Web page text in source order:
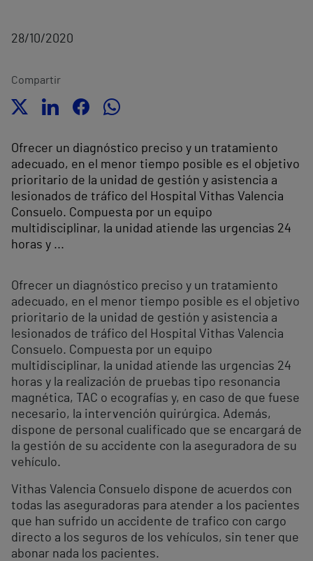
28/10/2020
Compartir
Ofrecer un diagnóstico preciso y un tratamiento
adecuado, en el menor tiempo posible es el objetivo
prioritario de la unidad de gestión y asistencia a
lesionados de tráfico del Hospital Vithas Valencia
Consuelo. Compuesta por un equipo
multidisciplinar, la unidad atiende las urgencias 24
horas y ...
Ofrecer un diagnóstico preciso y un tratamiento
adecuado, en el menor tiempo posible es el objetivo
prioritario de la unidad de gestión y asistencia a
lesionados de tráfico del Hospital Vithas Valencia
Consuelo. Compuesta por un equipo
multidisciplinar, la unidad atiende las urgencias 24
horas y la realización de pruebas tipo resonancia
magnética, TAC o ecografías y, en caso de que fuese
necesario, la intervención quirúrgica. Además,
dispone de personal cualificado que se encargará de
la gestión de su accidente con la aseguradora de su
vehículo.
Vithas Valencia Consuelo dispone de acuerdos con
todas las aseguradoras para atender a los pacientes
que han sufrido un accidente de trafico con cargo
directo a los seguros de los vehículos, sin tener que
abonar nada los pacientes.